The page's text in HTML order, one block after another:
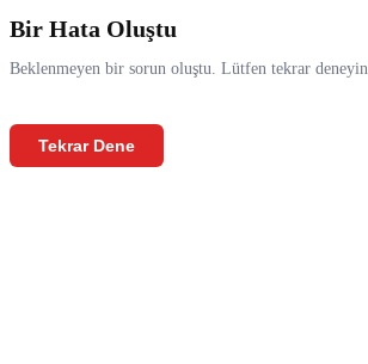
Bir Hata Oluştu
Beklenmeyen bir sorun oluştu. Lütfen tekrar deneyin.
Tekrar Dene